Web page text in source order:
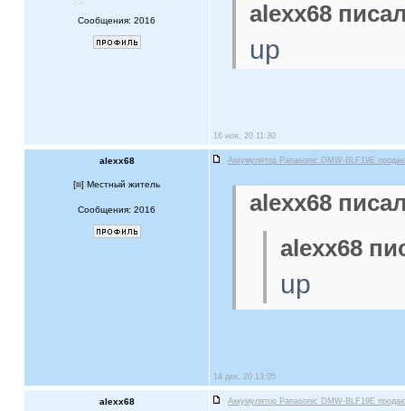
Сообщения: 2016 alexx68
up
16 ноя, 20 11:30
alexx68 Аккумулятор Panasonic DMW-BLF19E
[ ] Местный житель
Сообщения: 2016
alexx68
alexx68
up
14 дек, 20 13:05
alexx68 Аккумулятор Panasonic DMW-BLF19E